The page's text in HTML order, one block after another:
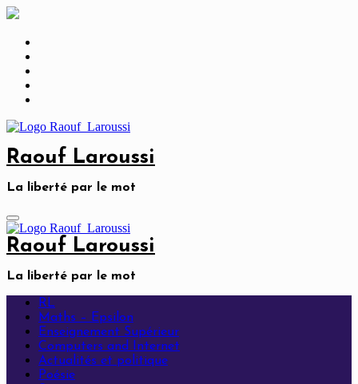
Skip
content
Raouf Laroussi
La liberté par le mot
Raouf Laroussi
La liberté par le mot
RL
Maths – Epsilon
Enseignement Supérieur
Computers and Internet
Actualités et politique
Poésie